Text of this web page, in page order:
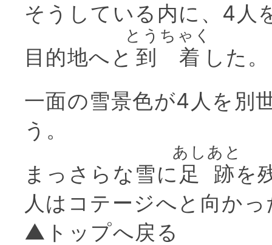
そうしている内に、4人
目的地へと 到着
とうちゃく
した。
一面の雪景色が4人を別
う。
まっさらな雪に 足跡
あしあと
を
人はコテージへと向かっ
▲トップへ戻る